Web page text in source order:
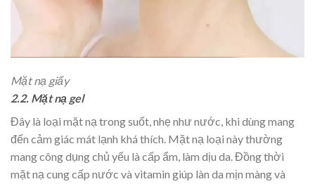
Mặt nạ giấy
2.2. Mặt nạ gel
Đây là loại mặt nạ trong suốt, nhẹ như nước, khi dùng mang
đến cảm giác mát lạnh khá thích. Mặt nạ loại này thường
mang công dụng chủ yếu là cấp ẩm, làm dịu da. Đồng thời
mặt nạ cung cấp nước và vitamin giúp làn da mịn màng và